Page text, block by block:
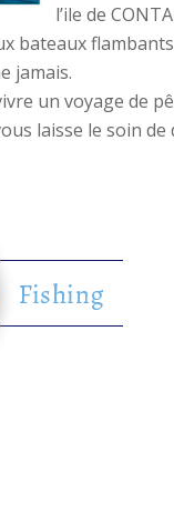
l’ile de
bateaux
jamais.
un voyage de
laisse le soin